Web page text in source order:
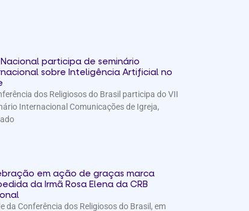
Nacional participa de seminário
sobre Inteligência Artificial no
dos Religiosos do Brasil participa do VII
Internacional Comunicações de Igreja,
em ação de graças marca
da Irmã Rosa Elena da CRB
da Conferência dos Religiosos do Brasil, em